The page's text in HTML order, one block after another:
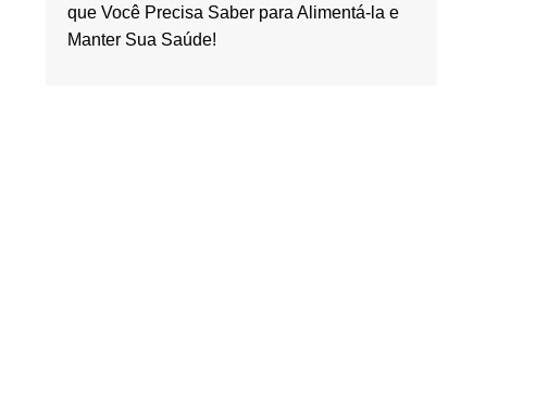
que Você Precisa Saber para Alimentá-la e
Manter Sua Saúde!